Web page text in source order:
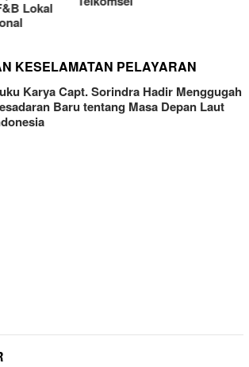
KESELAMATAN PELAYARAN
Karya Capt. Sorindra Hadir Menggugah
Baru tentang Masa Depan Laut